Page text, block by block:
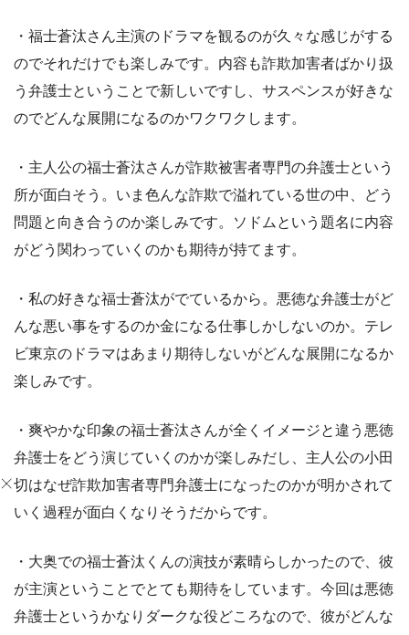
・福士蒼汰さん主演のドラマを観るのが久々な感じがする
のでそれだけでも楽しみです。内容も詐欺加害者ばかり扱
う弁護士ということで新しいですし、サスペンスが好きな
のでどんな展開になるのかワクワクします。
・主人公の福士蒼汰さんが詐欺被害者専門の弁護士という
所が面白そう。いま色んな詐欺で溢れている世の中、どう
問題と向き合うのか楽しみです。ソドムという題名に内容
がどう関わっていくのかも期待が持てます。
・私の好きな福士蒼汰がでているから。悪徳な弁護士がど
んな悪い事をするのか金になる仕事しかしないのか。テレ
ビ東京のドラマはあまり期待しないがどんな展開になるか
楽しみです。
・爽やかな印象の福士蒼汰さんが全くイメージと違う悪徳
弁護士をどう演じていくのかが楽しみだし、主人公の小田
切はなぜ詐欺加害者専門弁護士になったのかが明かされて
いく過程が面白くなりそうだからです。
・大奥での福士蒼汰くんの演技が素晴らしかったので、彼
が主演ということでとても期待をしています。今回は悪徳
弁護士というかなりダークな役どころなので、彼がどんな